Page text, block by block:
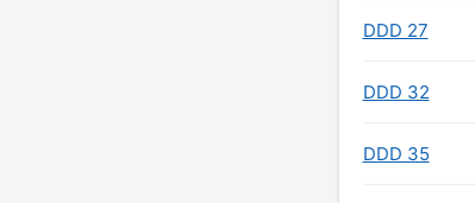
DDD 27
DDD 32
DDD 35